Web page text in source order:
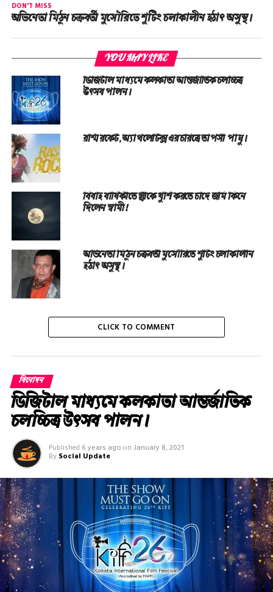
DON'T MISS
অভিনেতা মিঠুন চক্রবর্তী মুসৌরিতে শুটিং চলাকালীন হঠাৎ অসুস্থ।
YOU MAY LIKE
ডিজিটাল মাধ্যমে কলকাতা আন্তর্জাতিক চলচ্চিত্র
উৎসব পালন।
রশ্মি রকেট, অ্যাথলেটিক্স এর চরিত্রে তাপসী পান্নু।
বিবাহ বার্ষিকীতে স্ত্রীকে খুশি করতে চাঁদে জমি কিনে
দিলেন স্বামী!
অভিনেতা মিঠুন চক্রবর্তী মুসৌরিতে শুটিং চলাকালীন
হঠাৎ অসুস্থ।
CLICK TO COMMENT
বিনোদন
ডিজিটাল মাধ্যমে কলকাতা আন্তর্জাতিক
চলচ্চিত্র উৎসব পালন।
Published 6 years ago on January 8, 2021
By Social Update